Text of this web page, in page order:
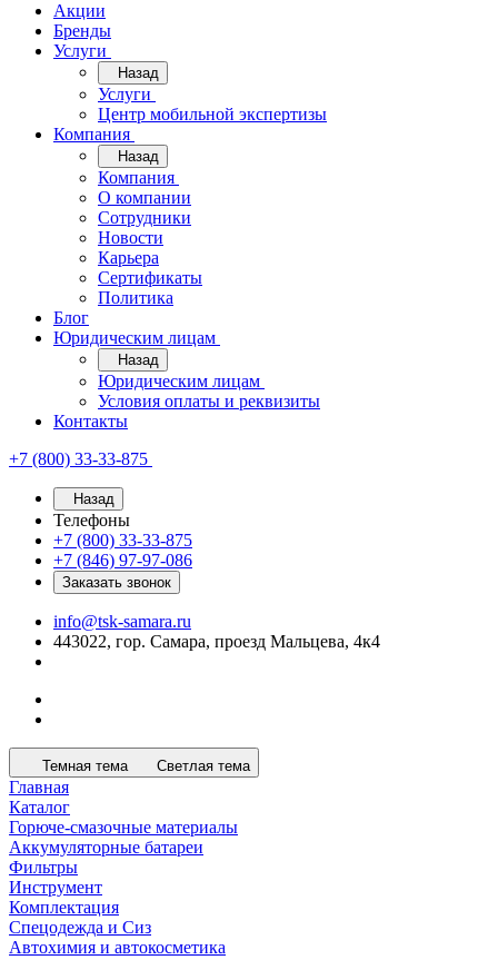
Акции
Бренды
Услуги
Назад
Услуги
Центр мобильной экспертизы
Компания
Назад
Компания
О компании
Сотрудники
Новости
Карьера
Сертификаты
Политика
Блог
Юридическим лицам
Назад
Юридическим лицам
Условия оплаты и реквизиты
Контакты
+7 (800) 33-33-875
Назад
Телефоны
+7 (800) 33-33-875
+7 (846) 97-97-086
Заказать звонок
info@tsk-samara.ru
443022, гор. Самара, проезд Мальцева, 4к4
Темная тема Светлая тема
Главная
Каталог
Горюче-смазочные материалы
Аккумуляторные батареи
Фильтры
Инструмент
Комплектация
Спецодежда и Сиз
Автохимия и автокосметика